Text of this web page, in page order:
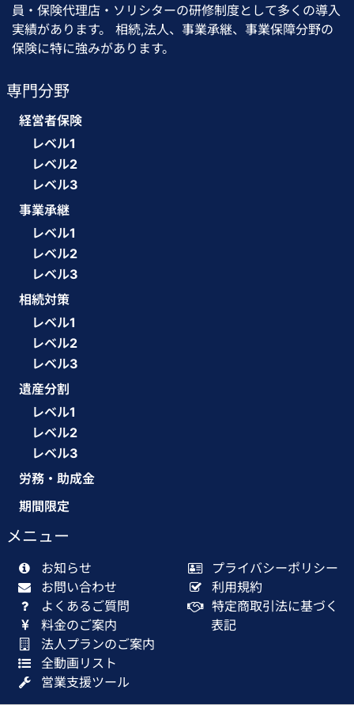
員・保険代理店・ソリシターの研修制度として多くの導入
実績があります。 相続,法人、事業承継、事業保障分野の
保険に特に強みがあります。
専門分野
経営者保険
レベル1
レベル2
レベル3
事業承継
レベル1
レベル2
レベル3
相続対策
レベル1
レベル2
レベル3
遺産分割
レベル1
レベル2
レベル3
労務・助成金
期間限定
メニュー
お知らせ
お問い合わせ
よくあるご質問
料金のご案内
法人プランのご案内
全動画リスト
営業支援ツール
プライバシーポリシー
利用規約
特定商取引法に基づく
表記